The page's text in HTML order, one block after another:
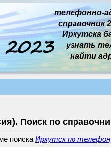
телефонно-
справочник
Иркутска
узнать тел.
найти
Поиск по
поиска Иркутск по